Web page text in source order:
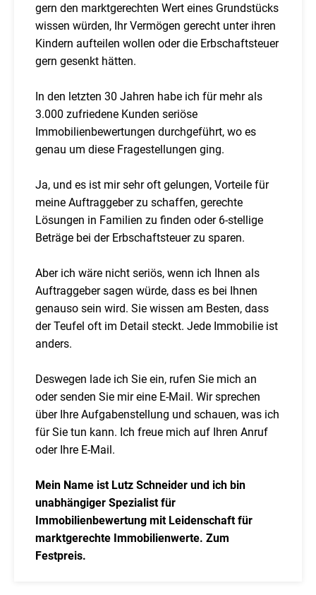
gern den marktgerechten Wert eines Grundstücks
wissen würden, Ihr Vermögen gerecht unter ihren
Kindern aufteilen wollen oder die Erbschaftsteuer
gern gesenkt hätten.
In den letzten 30 Jahren habe ich für mehr als
3.000 zufriedene Kunden seriöse
Immobilienbewertungen durchgeführt, wo es
genau um diese Fragestellungen ging.
Ja, und es ist mir sehr oft gelungen, Vorteile für
meine Auftraggeber zu schaffen, gerechte
Lösungen in Familien zu finden oder 6-stellige
Beträge bei der Erbschaftsteuer zu sparen.
Aber ich wäre nicht seriös, wenn ich Ihnen als
Auftraggeber sagen würde, dass es bei Ihnen
genauso sein wird. Sie wissen am Besten, dass
der Teufel oft im Detail steckt. Jede Immobilie ist
anders.
Deswegen lade ich Sie ein, rufen Sie mich an
oder senden Sie mir eine E-Mail. Wir sprechen
über Ihre Aufgabenstellung und schauen, was ich
für Sie tun kann. Ich freue mich auf Ihren Anruf
oder Ihre E-Mail.
Mein Name ist Lutz Schneider und ich bin
unabhängiger Spezialist für
Immobilienbewertung mit Leidenschaft für
marktgerechte Immobilienwerte. Zum
Festpreis.